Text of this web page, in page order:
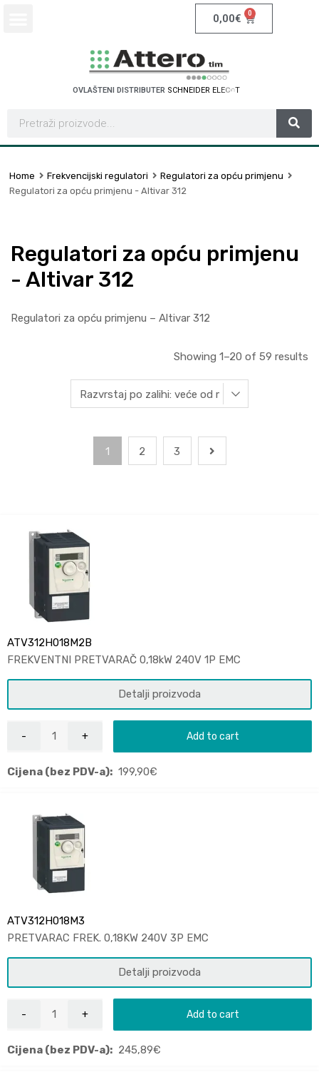
0,00€ 0
OVLAŠTENI DISTRIBUTER SCHNEIDER ELECTRI
Home Frekvencijski regulatori
Regulatori za opću primjenu
Regulatori za opću primjenu - Altivar 312
Regulatori za opću primjenu
- Altivar 312
Regulatori za opću primjenu – Altivar 312
Showing 1–20 of 59 results
1 2 3
ATV312H018M2B
FREKVENTNI PRETVARAČ 0,18kW 240V 1P EMC
Detalji proizvoda
Add to cart
Cijena (bez PDV-a): 199,90€
ATV312H018M3
PRETVARAC FREK. 0,18KW 240V 3P EMC
Detalji proizvoda
Add to cart
Cijena (bez PDV-a): 245,89€